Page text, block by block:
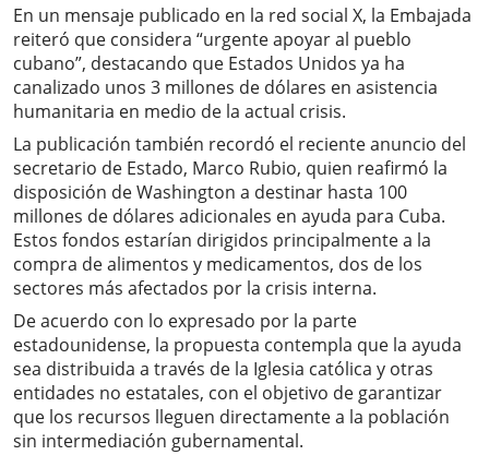
En un mensaje publicado en la red social X, la Embajada
reiteró que considera “urgente apoyar al pueblo
cubano”, destacando que Estados Unidos ya ha
canalizado unos 3 millones de dólares en asistencia
humanitaria en medio de la actual crisis.
La publicación también recordó el reciente anuncio del
secretario de Estado, Marco Rubio, quien reafirmó la
disposición de Washington a destinar hasta 100
millones de dólares adicionales en ayuda para Cuba.
Estos fondos estarían dirigidos principalmente a la
compra de alimentos y medicamentos, dos de los
sectores más afectados por la crisis interna.
De acuerdo con lo expresado por la parte
estadounidense, la propuesta contempla que la ayuda
sea distribuida a través de la Iglesia católica y otras
entidades no estatales, con el objetivo de garantizar
que los recursos lleguen directamente a la población
sin intermediación gubernamental.